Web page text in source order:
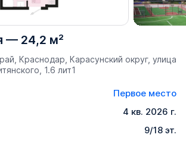
— 24,2 м²
Краснодар, Карасунский округ, улица
1.6 лит1
Первое место
4 кв. 2026 г.
9/18 эт.